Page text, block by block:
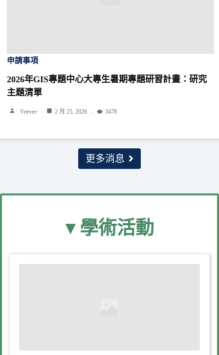
申請事項
2026年GIS專題中心大專生暑期專題研習計畫：研究
主題清單
Veevee 2 月 25, 2026 3478
更多消息
▾ 學術活動